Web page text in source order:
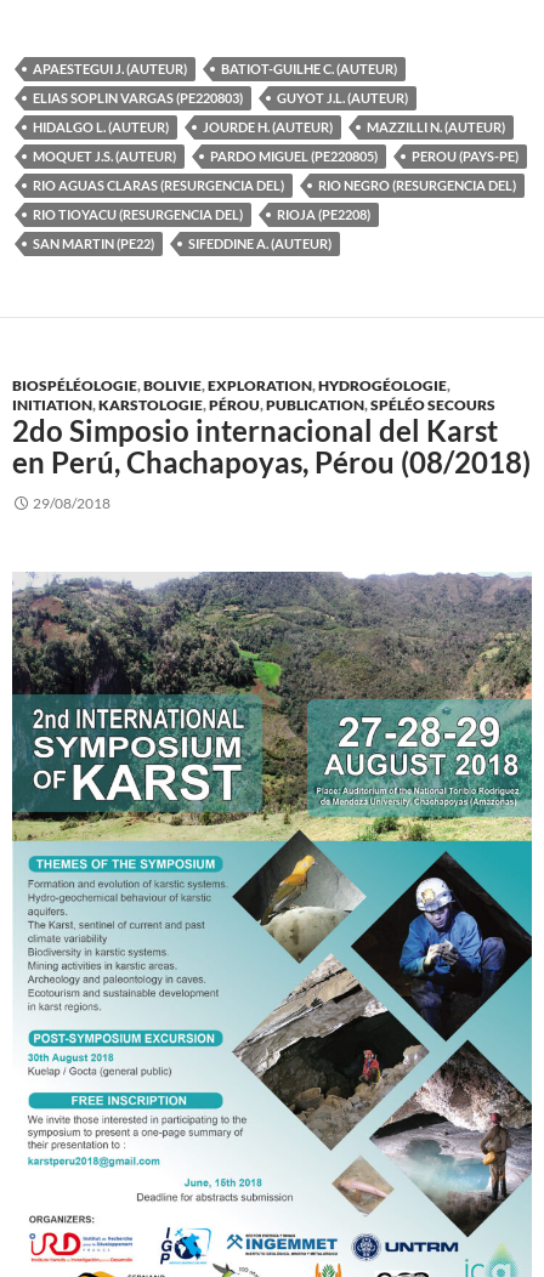
APAESTEGUI J. (AUTEUR)
BATIOT-GUILHE C. (AUTEUR)
ELIAS SOPLIN VARGAS (PE220803)
GUYOT J.L. (AUTEUR)
HIDALGO L. (AUTEUR)
JOURDE H. (AUTEUR)
MAZZILLI N. (AUTEUR)
MOQUET J.S. (AUTEUR)
PARDO MIGUEL (PE220805)
PEROU (PAYS-PE)
RIO AGUAS CLARAS (RESURGENCIA DEL)
RIO NEGRO (RESURGENCIA DEL)
RIO TIOYACU (RESURGENCIA DEL)
RIOJA (PE2208)
SAN MARTIN (PE22)
SIFEDDINE A. (AUTEUR)
BIOSPÉLÉOLOGIE,BOLIVIE,EXPLORATION,HYDROGÉOLOGIE,
INITIATION,KARSTOLOGIE,PÉROU,PUBLICATION,SPÉLÉO SECOURS
2do Simposio internacional del Karst
en Perú, Chachapoyas, Pérou (08/2018)
29/08/2018